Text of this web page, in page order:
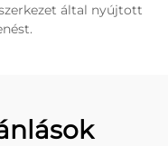
által nyújtott